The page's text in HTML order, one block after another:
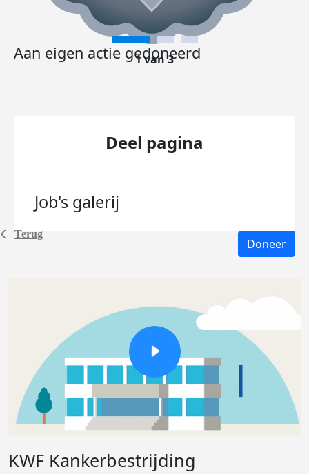
Terug
Aan eigen actie gedoneerd
1 van 3
Deel pagina
Job's galerij
Doneer
KWF Kankerbestrijding